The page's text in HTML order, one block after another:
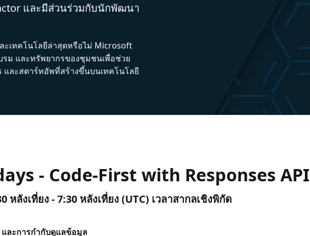
และมีส่วนร่วมกับนักพัฒนา
ะเทคโนโลยีล่าสุดหรือไม่ Microsoft
รม และทรัพยากรของชุมชนเพื่อช่วย
ละสตาร์ทอัพที่สร้างขึ้นบนเทคโนโลยี
- Code-First with Responses API
หลังเที่ยง - 7:30 หลังเที่ยง (UTC) เวลาสากลเชิงพิกัด
ละการกํากับดูแลข้อมูล